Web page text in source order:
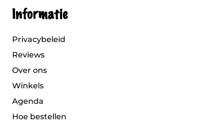
Informatie
Privacybeleid
Reviews
Over ons
Winkels
Agenda
Hoe bestellen